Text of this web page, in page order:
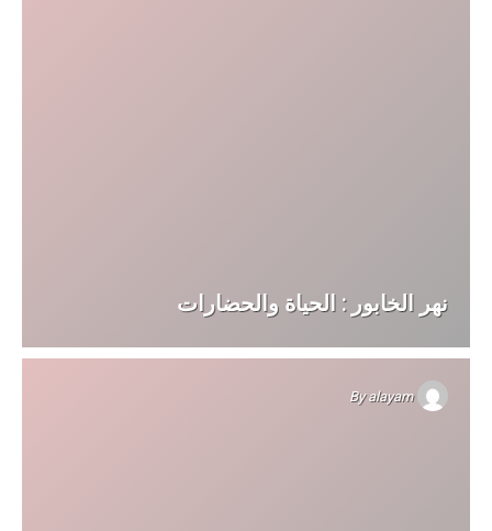
نهر الخابور : الحياة والحضارات
Byalayam